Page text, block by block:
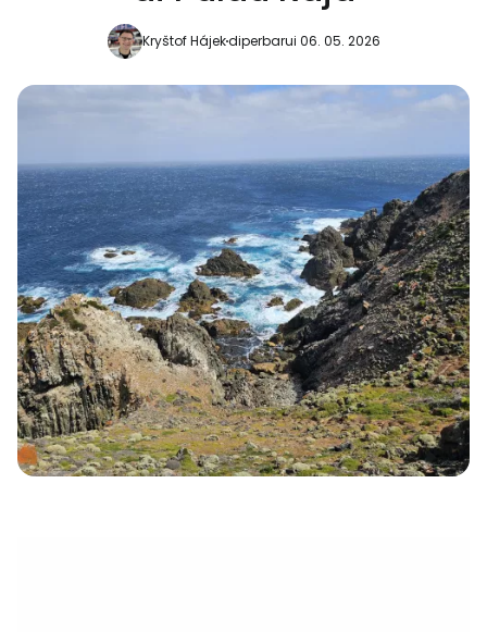
Kryštof Hájekdiperbarui 06. 05. 2026
Lanjutkan dengan Facebook